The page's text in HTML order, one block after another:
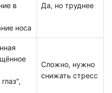
в
носа
Да, но труднее
Сложно, нужно
снижать стресс